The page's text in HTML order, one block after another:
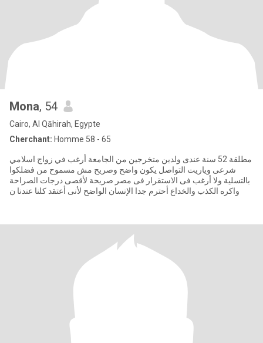
Mona, 54
Cairo, Al Qāhirah, Egypte
Cherchant: Homme 58 - 65
مطلقة 52 سنة عندى ولدين متخرجين من الجامعة أرغب في زواج اسلامي
شرعى وياريت التواصل يكون واضح وصريح مش مسموح من فضلكوا
بالتسلية ولا أرغب فى الاستقرار فى مصر صريحة لأقصى درجات الصراحة
واكره الكذب والخداع أحترم جدا الإنسان الواضح لأنى أعتقد كلنا عندنا ن